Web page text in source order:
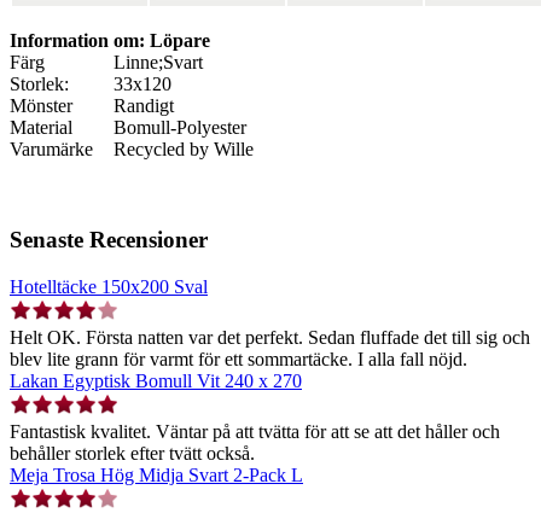
Information om: Löpare
Färg
Linne;Svart
Storlek:
33x120
Mönster
Randigt
Material
Bomull-Polyester
Varumärke
Recycled by Wille
Senaste Recensioner
Hotelltäcke 150x200 Sval
Helt OK. Första natten var det perfekt. Sedan fluffade det till sig och
blev lite grann för varmt för ett sommartäcke. I alla fall nöjd.
Lakan Egyptisk Bomull Vit 240 x 270
Fantastisk kvalitet. Väntar på att tvätta för att se att det håller och
behåller storlek efter tvätt också.
Meja Trosa Hög Midja Svart 2-Pack L